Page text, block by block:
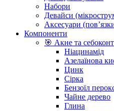
Набори
Девайси
Аксесуари
Компоненти
🎯 Акне та
Ніацинамід
Азелаїнова
Цинк
Сірка
Бензоїл
Чайне дерево
Глина